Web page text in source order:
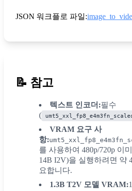
JSON 워크플로 파일:
📝 참고
텍스트 인코더:필수
(
VRAM 요구 사
항:
를 사용하여 480p/720p 이
14B I2V)을 실행하려면 약
요합니다.
1.3B T2V 모델 VRAM: